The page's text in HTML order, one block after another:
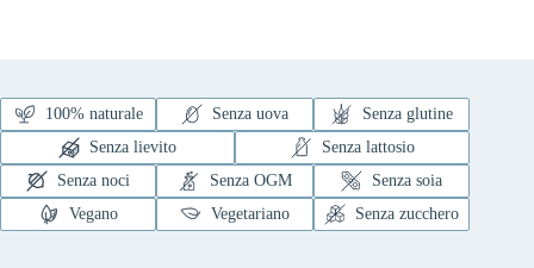
100% naturale Senza uova
Senza glutine
Senza lievito
Senza lattosio
Senza noci
Senza OGM
Senza soia
Vegano
Vegetariano Senza zucchero